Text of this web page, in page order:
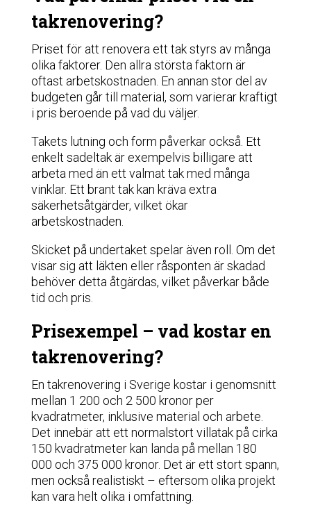
takrenovering?
Priset för att renovera ett tak styrs av många
olika faktorer. Den allra största faktorn är
oftast arbetskostnaden. En annan stor del av
budgeten går till material, som varierar kraftigt
i pris beroende på vad du väljer.
Takets lutning och form påverkar också. Ett
enkelt sadeltak är exempelvis billigare att
arbeta med än ett valmat tak med många
vinklar. Ett brant tak kan kräva extra
säkerhetsåtgärder, vilket ökar
arbetskostnaden.
Skicket på undertaket spelar även roll. Om det
visar sig att läkten eller råsponten är skadad
behöver detta åtgärdas, vilket påverkar både
tid och pris.
Prisexempel – vad kostar en
takrenovering?
En takrenovering i Sverige kostar i genomsnitt
mellan 1 200 och 2 500 kronor per
kvadratmeter, inklusive material och arbete.
Det innebär att ett normalstort villatak på cirka
150 kvadratmeter kan landa på mellan 180
000 och 375 000 kronor. Det är ett stort spann,
men också realistiskt – eftersom olika projekt
kan vara helt olika i omfattning.